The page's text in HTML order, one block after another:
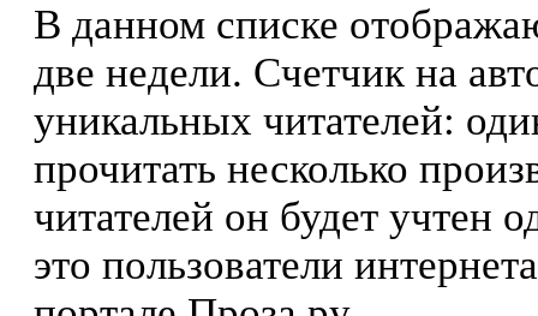
В данном списке
две недели. Счетчик на
уникальных читателей:
прочитать несколько
читателей он будет учтен
это пользователи